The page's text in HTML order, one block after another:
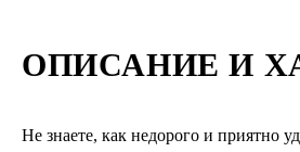
ОПИСАНИЕ И
Не знаете, как недорого и приятно